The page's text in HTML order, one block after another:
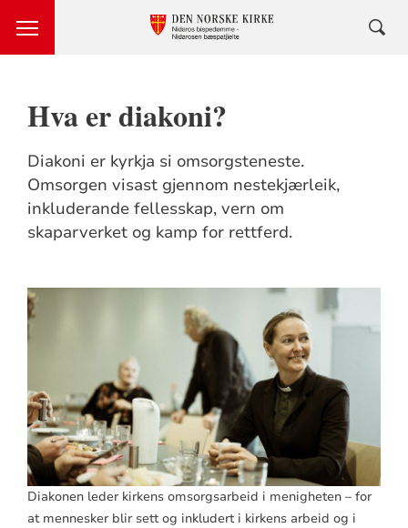
Hva er diakoni?
Diakoni er kyrkja si omsorgsteneste.
Omsorgen visast gjennom nestekjærleik,
inkluderande fellesskap, vern om
skaparverket og kamp for rettferd.
Diakonen leder kirkens omsorgsarbeid i menigheten – for
at mennesker blir sett og inkludert i kirkens arbeid og i